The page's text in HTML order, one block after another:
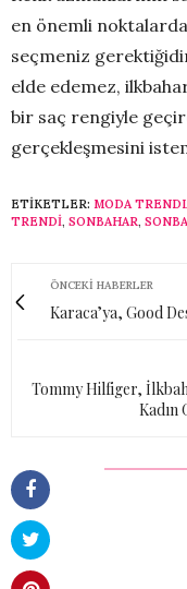
en önemli
seçmeniz
elde edemez,
bir saç rengiyle
gerçekleşmesini
ETIKETLER: MODA
TRENDI, SONBAHAR,
ÖNCEKI HABERLER
Karaca’ya, Good
Tommy Hilfiger,
Kadın